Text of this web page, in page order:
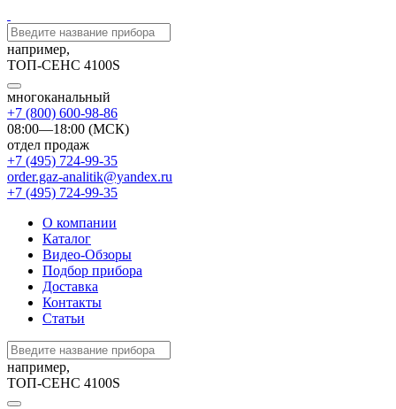
например,
ТОП-СЕНС 4100S
многоканальный
+7 (800) 600-98-86
08:00—18:00 (МСК)
отдел продаж
+7 (495) 724-99-35
order.gaz-analitik@yandex.ru
+7 (495) 724-99-35
О компании
Каталог
Видео-Обзоры
Подбор прибора
Доставка
Контакты
Статьи
например,
ТОП-СЕНС 4100S